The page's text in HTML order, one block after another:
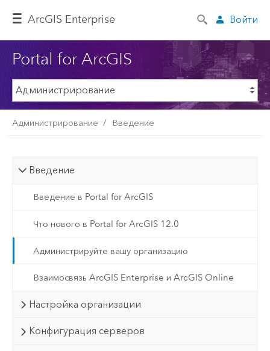
ArcGIS Enterprise Войти
Portal for ArcGIS
Администрирование Введение
Введение
Введение в Portal for ArcGIS
Что нового в Portal for ArcGIS 12.0
Администрируйте вашу организацию
Взаимосвязь ArcGIS Enterprise и ArcGIS Online
Настройка организации
Конфигурация серверов